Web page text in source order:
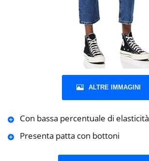
ALTRE IMMAGINI
Con bassa percentuale di elasticità
Presenta patta con bottoni